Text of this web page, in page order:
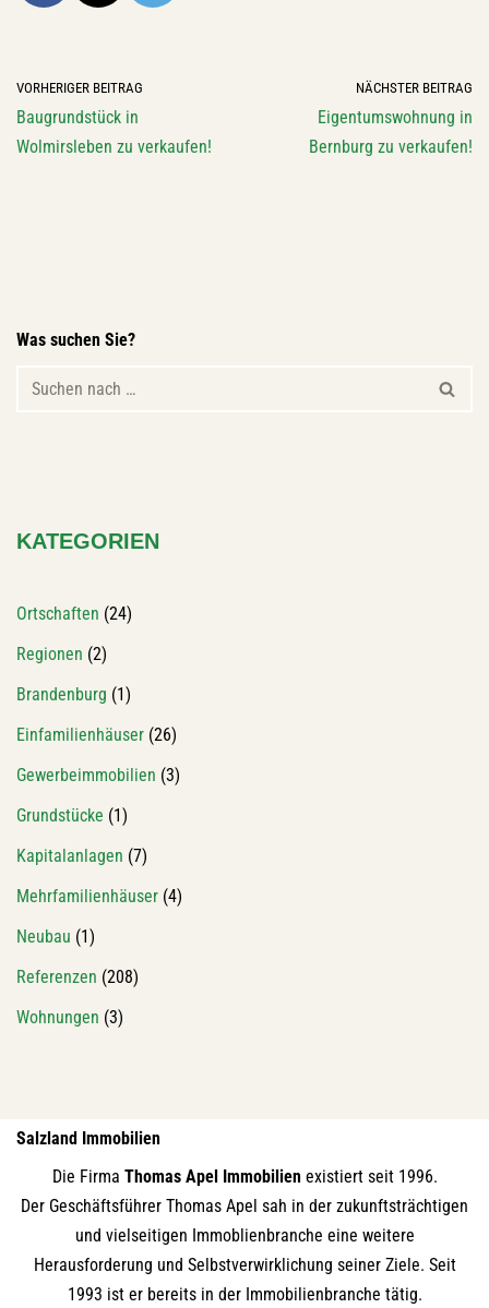
VORHERIGER BEITRAG
Baugrundstück in
Wolmirsleben zu verkaufen!
NÄCHSTER BEITRAG
Eigentumswohnung in
Bernburg zu verkaufen!
Was suchen Sie?
KATEGORIEN
Ortschaften (24)
Regionen (2)
Brandenburg (1)
Einfamilienhäuser (26)
Gewerbeimmobilien (3)
Grundstücke (1)
Kapitalanlagen (7)
Mehrfamilienhäuser (4)
Neubau (1)
Referenzen (208)
Wohnungen (3)
Salzland Immobilien
Die Firma Thomas Apel Immobilien existiert seit 1996.
Der Geschäftsführer Thomas Apel sah in der zukunftsträchtigen
und vielseitigen Immoblienbranche eine weitere
Herausforderung und Selbstverwirklichung seiner Ziele. Seit
1993 ist er bereits in der Immobilienbranche tätig.